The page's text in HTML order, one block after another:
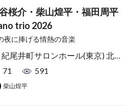
桜介・柴山煌平・福田周平
trio 2026
夜に捧げる情熱の音楽
紀尾井町サロンホール(東京) 北ノ庄クラシックス(福井)
71
591
柴山煌平